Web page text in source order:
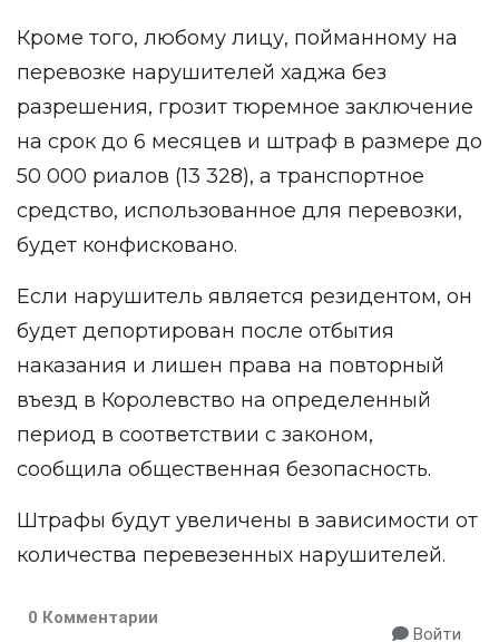
Кроме того, любому лицу, пойманному на
перевозке нарушителей хаджа без
разрешения, грозит тюремное заключение
на срок до 6 месяцев и штраф в размере до
50 000 риалов (13 328), а транспортное
средство, использованное для перевозки,
будет конфисковано.
Если нарушитель является резидентом, он
будет депортирован после отбытия
наказания и лишен права на повторный
въезд в Королевство на определенный
период в соответствии с законом,
сообщила общественная безопасность.
Штрафы будут увеличены в зависимости от
количества перевезенных нарушителей.
0 Комментарии
Войти